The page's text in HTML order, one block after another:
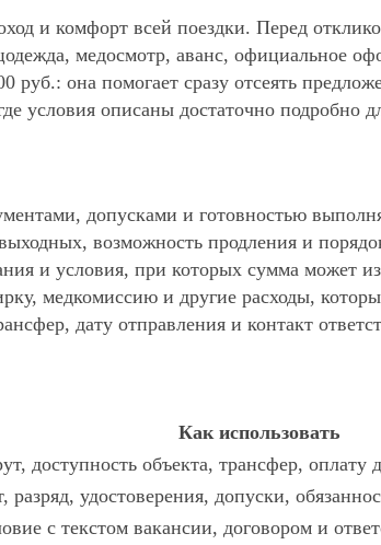
и комфорт всей поездки. Перед
медосмотр, аванс, официальное
руб.: она помогает сразу отсеять
условия описаны достаточно подробно
допусками и готовностью
возможность продления и
и условия, при которых сумма может
медкомиссию и другие расходы,
дату отправления и контакт
Как использовать
доступность объекта, трансфер, оплату
разряд, удостоверения, допуски,
с текстом вакансии, договором и